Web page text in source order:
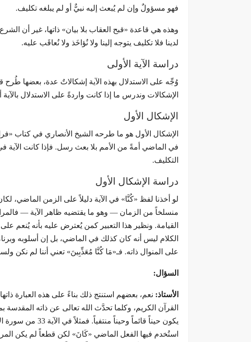
فهو مسؤولٌ وإن لم يُبعث إليه نبيٌّ أو لم يبلغه تكليف.
وهذه هي قاعدة «قبح العقاب بلا بيان» ذاتها، غير أن
لدينا فلا تكليف يتوجه إلينا ولا نُؤاخَذ ولا نُعاقَب عليه.
دراسة الآية الأولى
وُجِّه على الاستدلال بهذه الآية إشكالاتٌ عدة، بعضها
الإشكالات وندرس ما إذا كانت واردةً على الاستدلال بالآية
الإشكال الأول
الإشكال الأول هو ما طرحه الشيخ الأنصاري في كتاب
في الماضي أمةً من الأمم بلا بعث رسل. فإذا كانت الآية
التكليف.
دراسة الإشكال الأول
لو أخذنا لفظ «كُنَّا» في الآية دليلاً على الزمن الماضي،
منسلخاً من الزمان — وهو ما يقتضيه ظاهر الآية —
القيامة. ونظير هذا التعبير كمن يُعترض عليه بأنه يُنعم
الكلام ليس أنه كان كذلك في الماضي، بل إن أسلوبه
على المنوال ذاته. فـ«مَا كُنَّا مُعَذِّبِينَ» تعني أننا لم
السؤال:
الأستاذ: نعم، بعضهم استنتج ذلك بناءً على هذه العبارة
القرآن الكريم، وكلما تحدَّث الله تعالى عن ذاته المقدسة
يكون حيناً
استُخدم فيها الفعل الماضي «كَانَ» لكن قطعاً لم يكن